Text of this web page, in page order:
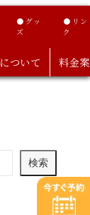
● グッ
ズ
● リン
ク
ついて 料金
検索